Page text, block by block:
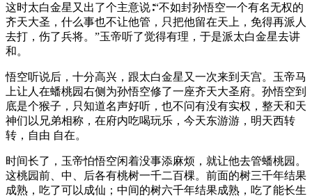
这时太白金星又出了个主意说∶“不如封孙悟空一个有名无权的
齐天大圣，什么事也不让他管，只把他留在天上，免得再派人
去打，伤了兵将。”玉帝听了觉得有理，于是派太白金星去讲
和。
悟空听说后，十分高兴，跟太白金星又一次来到天宫。玉帝马
上让人在蟠桃园右侧为孙悟空修了一座齐天大圣府。孙悟空到
底是个猴子，只知道名声好听，也不问有没有实权，整天和天
神们以兄弟相称，在府内吃喝玩乐，今天东游游，明天西转
转，自由 自在。
时间长了，玉帝怕悟空闲着没事添麻烦，就让他去管蟠桃园。
这桃园前、中、后各有桃树一千二百棵。前面的树三千年结果
成熟，吃了可以成仙；中间的树六千年结果成熟，吃了能长生